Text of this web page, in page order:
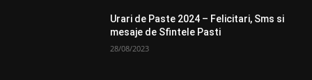
Urari de Paste 2024 – Felicitari, Sms si
mesaje de Sfintele Pasti
28/08/2023